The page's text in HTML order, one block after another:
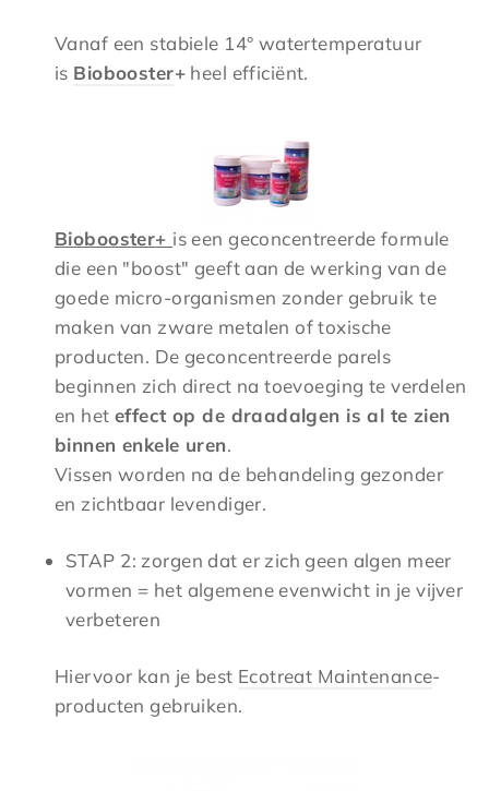
Vanaf een stabiele 14° watertemperatuur
is Biobooster+ heel efficiënt.
Biobooster+ is een geconcentreerde formule
die een "boost" geeft aan de werking van de
goede micro-organismen zonder gebruik te
maken van zware metalen of toxische
producten. De geconcentreerde parels
beginnen zich direct na toevoeging te verdelen
en het effect op de draadalgen is al te zien
binnen enkele uren.
Vissen worden na de behandeling gezonder
en zichtbaar levendiger.
STAP 2: zorgen dat er zich geen algen meer
vormen = het algemene evenwicht in je vijver
verbeteren
Hiervoor kan je best Ecotreat Maintenance-
producten gebruiken.